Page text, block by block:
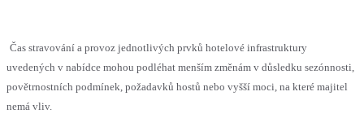
Čas stravování a provoz jednotlivých prvků hotelové infrastruktury
uvedených v nabídce mohou podléhat menším změnám v důsledku sezónnosti,
povětrnostních podmínek, požadavků hostů nebo vyšší moci, na které majitel
nemá vliv.